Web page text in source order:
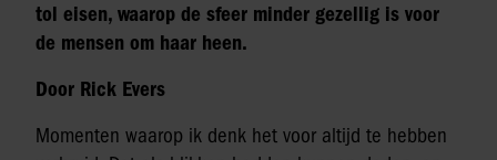
tol eisen, waarop de sfeer minder gezellig is voor
de mensen om haar heen.
Door Rick Evers
Momenten waarop ik denk het voor altijd te hebben